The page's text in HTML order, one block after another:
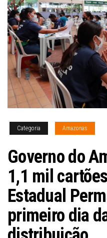
Categoria Amazonas
Governo do
1,1 mil
Estadual
primeiro dia